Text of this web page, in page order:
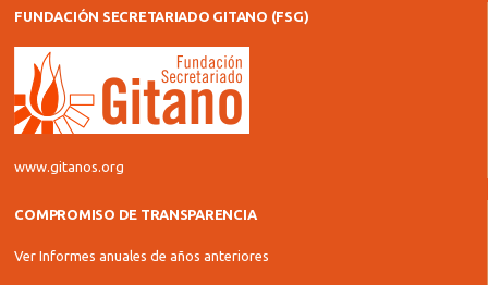
FUNDACIÓN SECRETARIADO GITANO (FSG)
www.gitanos.org
COMPROMISO DE TRANSPARENCIA
Ver Informes anuales de años anteriores